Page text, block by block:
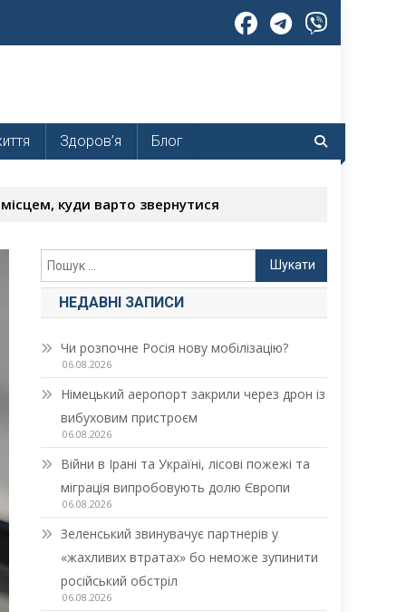
Здоров’я Блог
куди варто звернутися
Пошук:
НЕДАВНІ ЗАПИСИ
Чи розпочне Росія нову мобілізацію?
06.08.2026
Німецький аеропорт закрили через дрон із
вибуховим пристроєм
06.08.2026
Війни в Ірані та Україні, лісові пожежі та
міграція випробовують долю Європи
06.08.2026
Зеленський звинувачує партнерів у
«жахливих втратах» бо неможе зупинити
російський обстріл
06.08.2026